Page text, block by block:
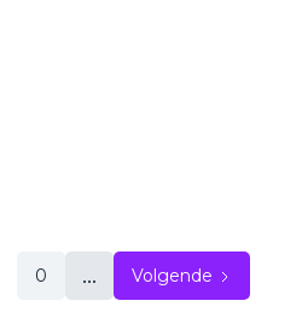
0 ... Volgende